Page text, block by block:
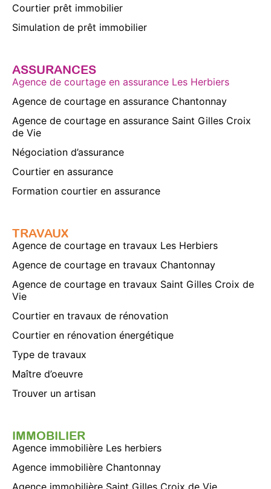
Courtier prêt immobilier
Simulation de prêt immobilier
ASSURANCES
Agence de courtage en assurance Les Herbiers
Agence de courtage en assurance Chantonnay
Agence de courtage en assurance Saint Gilles Croix
de Vie
Négociation d’assurance
Courtier en assurance
Formation courtier en assurance
TRAVAUX
Agence de courtage en travaux Les Herbiers
Agence de courtage en travaux Chantonnay
Agence de courtage en travaux Saint Gilles Croix de
Vie
Courtier en travaux de rénovation
Courtier en rénovation énergétique
Type de travaux
Maître d’oeuvre
Trouver un artisan
IMMOBILIER
Agence immobilière Les herbiers
Agence immobilière Chantonnay